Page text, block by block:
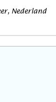
Nederland